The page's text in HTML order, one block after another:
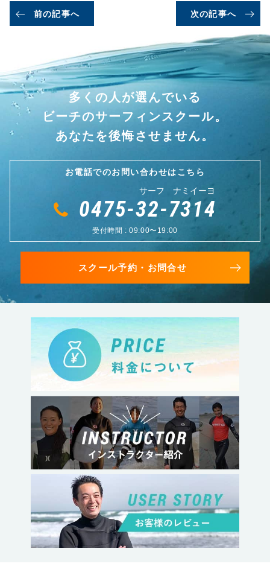
前の記事へ 次の記事へ
多くの人が選んでいる
ビーチのサーフィンスクール。
あなたを後悔させません。
お電話でのお問い合わせはこちら
サーフ ナミイーヨ
0475-32-7314
受付時間 : 09:00〜19:00
スクール予約・お問合せ